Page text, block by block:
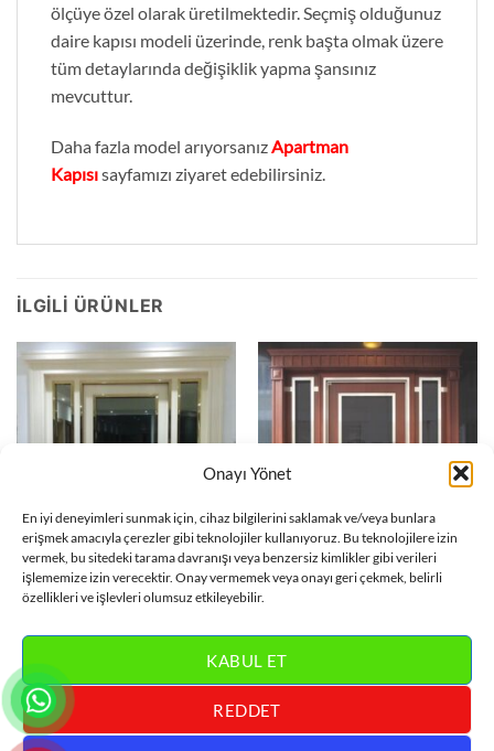
Onayı Yönet
En iyi deneyimleri sunmak için, cihaz bilgilerini saklamak ve/veya bunlara
erişmek amacıyla çerezler gibi teknolojiler kullanıyoruz. Bu teknolojilere izin
vermek, bu sitedeki tarama davranışı veya benzersiz kimlikler gibi verileri
işlememize izin verecektir. Onay vermemek veya onayı geri çekmek, belirli
özellikleri ve işlevleri olumsuz etkileyebilir.
KABUL ET
REDDET
ölçüye özel olarak üretilmektedir. Seçmiş olduğunuz
daire kapısı modeli üzerinde, renk başta olmak üzere
tüm detaylarında değişiklik yapma şansınız
mevcuttur.
Daha fazla model arıyorsanız Apartman
Kapısısayfamızı ziyaret edebilirsiniz.
İLGILI ÜRÜNLER
APARTMAN KAPISI
Beyaz Gold Apartman Bina
APARTMAN KAPISI
Kahve Apartman Bina Kapısı
DEVAMINI OKU